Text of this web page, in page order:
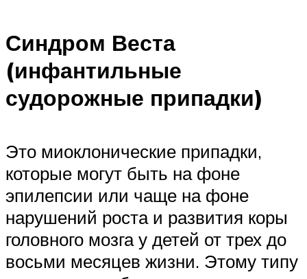
Синдром Веста
(инфантильные
судорожные припадки)
Это миоклонические припадки,
которые могут быть на фоне
эпилепсии или чаще на фоне
нарушений роста и развития коры
головного мозга у детей от трех до
восьми месяцев жизни. Этому типу